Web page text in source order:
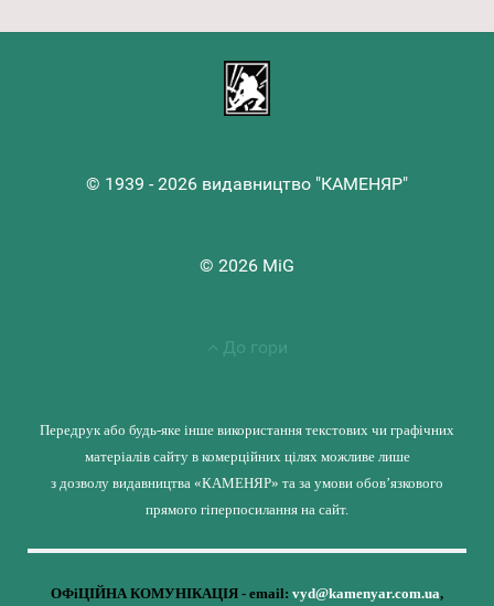
© 1939 - 2026 видавництво "КАМЕНЯР"
© 2026 MiG
До гори
Передрук або будь-яке інше використання текстових чи графічних
матеріалів сайту в комерційних цілях можливе лише
з дозволу видавництва «КАМЕНЯР» та за умови обов’язкового
прямого гіперпосилання на сайт.
ОФіЦІЙНА КОМУНІКАЦІЯ - email: vyd@kamenyar.com.ua,